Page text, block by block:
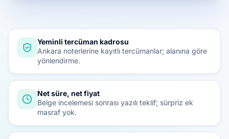
Yeminli tercüman kadrosu
Ankara noterlerine kayıtlı tercümanlar; alanına göre
yönlendirme.
Net süre, net fiyat
Belge incelemesi sonrası yazılı teklif; sürpriz ek
masraf yok.